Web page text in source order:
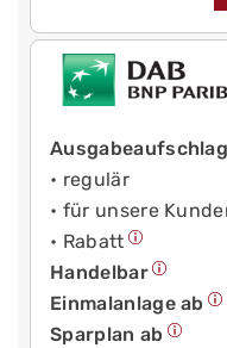
Ausgabeaufschlag
• regulär
• für unsere
• Rabatt
Handelbar
Einmalanlage ab
Sparplan ab